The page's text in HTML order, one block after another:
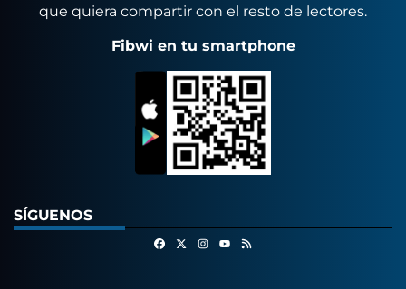
que quiera compartir con el resto de lectores.
Fibwi en tu smartphone
SÍGUENOS
FacebookInstagram